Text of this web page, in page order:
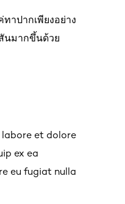
าปากเพียงอย่าง
นมากขึ้นด้วย
et dolore
ex ea
eu fugiat nulla